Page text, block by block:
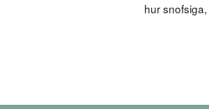
hur snofsiga,